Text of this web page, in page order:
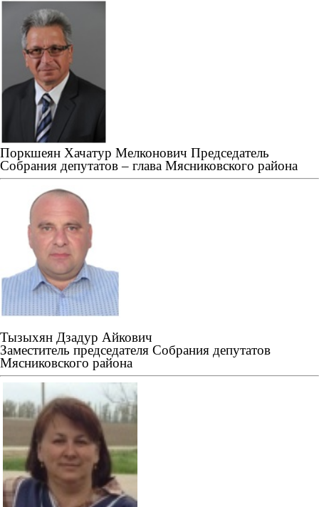
Поркшеян Хачатур Мелконович Председатель
Собрания депутатов – глава Мясниковского района
Тызыхян Дзадур Айкович
Заместитель председателя Собрания депутатов
Мясниковского района